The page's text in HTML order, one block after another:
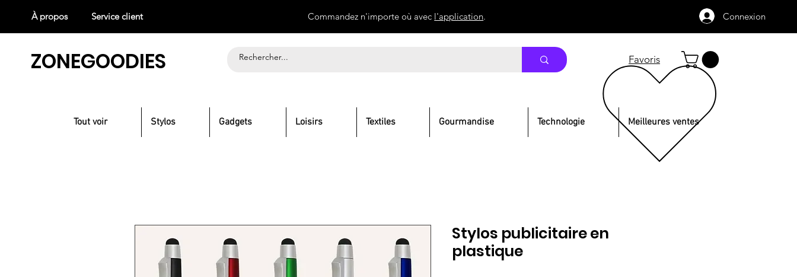
À propos Service client Commandez n'importe où avec l'application. Connexion
ZONEGOODIES Favoris
Tout voir Stylos Gadgets Loisirs Textiles Gourmandise Technologie Meilleures ventes
Stylos publicitaire en
plastique